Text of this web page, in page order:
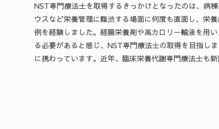
NST専門療法士を取得するきっかけとなったのは、病
ウスなど栄養管理に難渋する場面に何度も直面し、栄
例を経験しました。経腸栄養剤や高カロリー輸液を用
る必要があると感じ、NST専門療法士の取得を目指し
に携わっています。近年、臨床栄養代謝専門療法士も